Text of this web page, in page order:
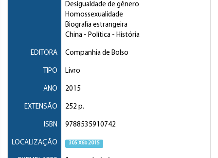
Desigualdade de gênero
Homossexualidade
Biografia estrangeira
China - Política - História
EDITORA Companhia de Bolso
TIPO Livro
ANO 2015
EXTENSÃO 252 p.
ISBN 9788535910742
LOCALIZAÇÃO 305 X6b 2015